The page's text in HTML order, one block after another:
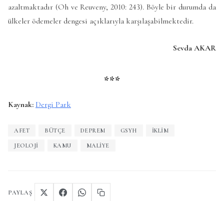
azaltmaktadır (Oh ve Reuveny, 2010: 243). Böyle bir durumda da
ülkeler ödemeler dengesi açıklarıyla karşılaşabilmektedir.
Sevda AKAR
***
Kaynak: Dergi Park
AFET BÜTÇE DEPREM GSYH IKLIM
JEOLOJI KAMU MALIYE
PAYLAŞ